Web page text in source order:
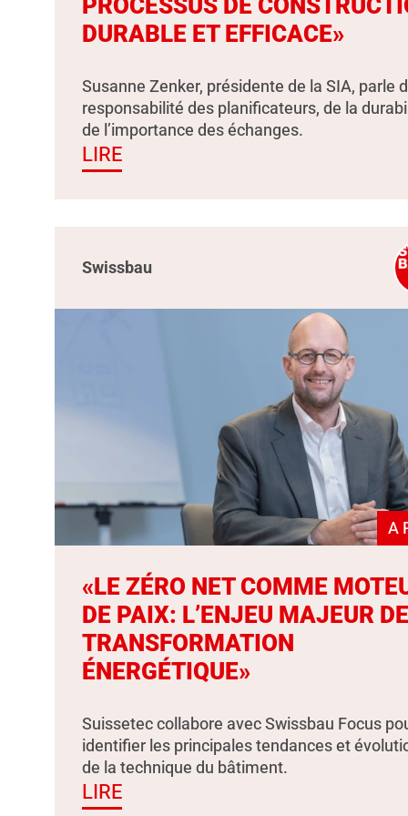
PROCESSUS DE
DURABLE ET EFFICACE»
Susanne Zenker, présidente de la SIA, parle
responsabilité des planificateurs, de la
de l’importance des échanges.
LIRE
Swissbau
A
«LE ZÉRO NET COMME
DE PAIX: L’ENJEU MAJEUR
TRANSFORMATION
ÉNERGÉTIQUE»
Suissetec collabore avec Swissbau Focus
identifier les principales tendances et
de la technique du bâtiment.
LIRE